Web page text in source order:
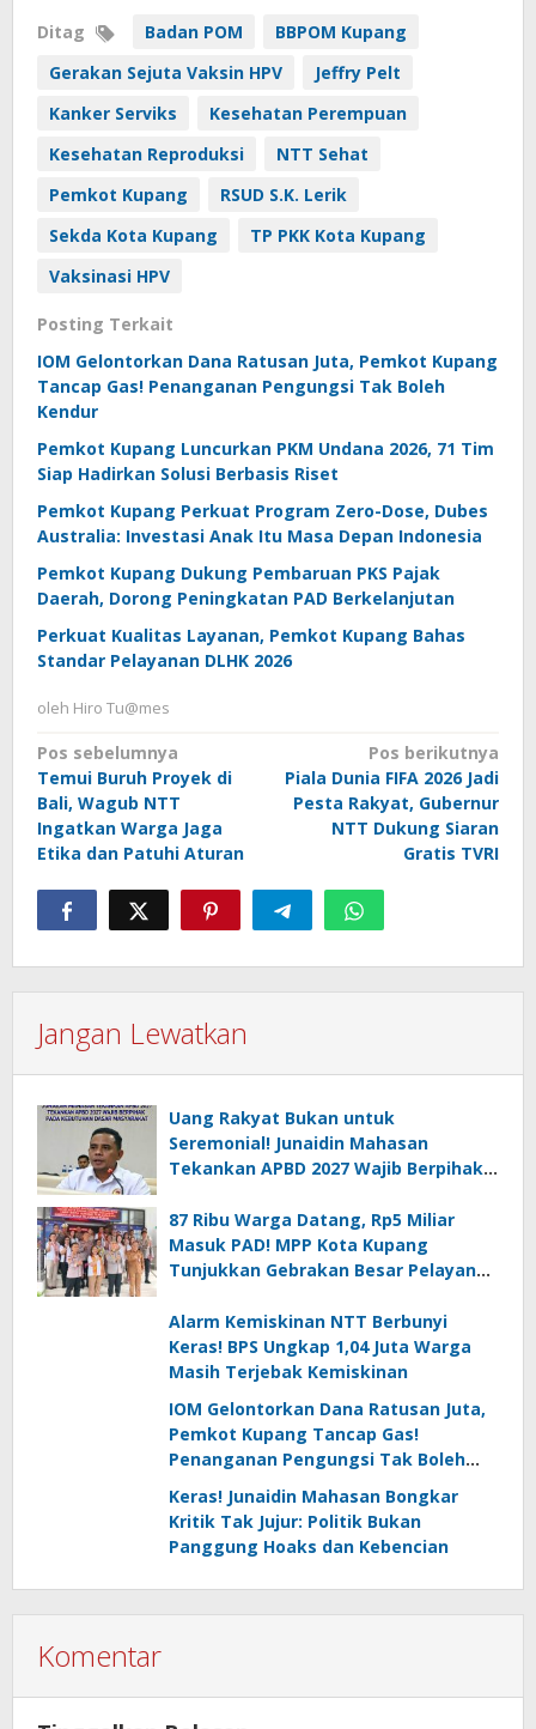
Ditag Badan POM
BBPOM Kupang
Gerakan Sejuta Vaksin HPV
Jeffry Pelt
Kanker Serviks
Kesehatan Perempuan
Kesehatan Reproduksi
NTT Sehat
Pemkot Kupang
RSUD S.K. Lerik
Sekda Kota Kupang
TP PKK Kota Kupang
Vaksinasi HPV
Posting Terkait
IOM Gelontorkan Dana Ratusan Juta, Pemkot Kupang
Tancap Gas! Penanganan Pengungsi Tak Boleh
Kendur
Pemkot Kupang Luncurkan PKM Undana 2026, 71 Tim
Siap Hadirkan Solusi Berbasis Riset
Pemkot Kupang Perkuat Program Zero-Dose, Dubes
Australia: Investasi Anak Itu Masa Depan Indonesia
Pemkot Kupang Dukung Pembaruan PKS Pajak
Daerah, Dorong Peningkatan PAD Berkelanjutan
Perkuat Kualitas Layanan, Pemkot Kupang Bahas
Standar Pelayanan DLHK 2026
oleh Hiro Tu@mes
Navigasi
pos
Pos sebelumnya
Temui Buruh Proyek di
Bali, Wagub NTT
Ingatkan Warga Jaga
Etika dan Patuhi Aturan
Pos berikutnya
Piala Dunia FIFA 2026 Jadi
Pesta Rakyat, Gubernur
NTT Dukung Siaran
Gratis TVRI
Jangan Lewatkan
Uang Rakyat Bukan untuk
Seremonial! Junaidin Mahasan
Tekankan APBD 2027 Wajib Berpihak
87 Ribu Warga Datang, Rp5 Miliar
Masuk PAD! MPP Kota Kupang
Tunjukkan Gebrakan Besar Pelayanan
Alarm Kemiskinan NTT Berbunyi
Keras! BPS Ungkap 1,04 Juta Warga
Masih Terjebak Kemiskinan
IOM Gelontorkan Dana Ratusan Juta,
Pemkot Kupang Tancap Gas!
Penanganan Pengungsi Tak Boleh
Keras! Junaidin Mahasan Bongkar
Kritik Tak Jujur: Politik Bukan
Panggung Hoaks dan Kebencian
Komentar